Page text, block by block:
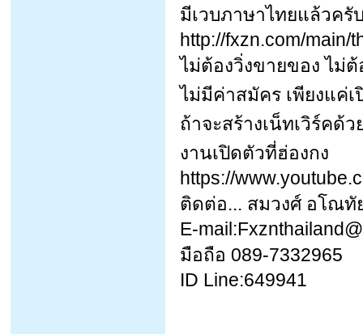
มีเวบภาษาไทยแล้วครั
http://fxzn.com/main/
ไม่ต้องวิ่งขายของ ไม่
ไม่มีค่าสมัคร เพียงแค่
ถ้าจะสร้างเน็ทเวิร์คด้
งานเปิดตัวที่ฮ่องกง
https://
ติดต่อ... สมวงศ์ อโณทั
E-
มือถือ 089-7332965
ID Line:649941